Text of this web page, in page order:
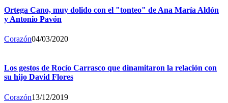
Ortega Cano, muy dolido con el "tonteo" de Ana María Aldón
y Antonio Pavón
Corazón04/03/2020
Los gestos de Rocío Carrasco que dinamitaron la relación con
su hijo David Flores
Corazón13/12/2019